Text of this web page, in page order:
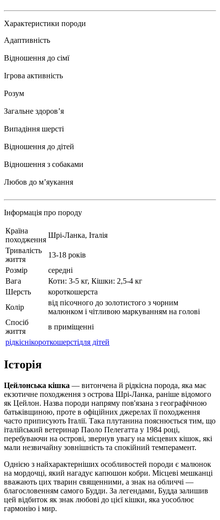
Характеристики породи
Адаптивність
Відношення до сімї
Ігрова активність
Розум
Загальне здоровʼя
Випадіння шерсті
Відношення до дітей
Відношення з собаками
Любов до мʼяукання
Інформація про породу
Країна
походження
Шрі-Ланка, Італія
Тривалість
життя
13-18 років
Розмір
середні
Вага
Коти: 3-5 кг, Кішки: 2,5-4 кг
Шерсть
короткошерста
Колір
від пісочного до золотистого з чорним
малюнком і чітливою маркуванням на голові
Спосіб
життя
в приміщенні
рідкіснікороткошерстідля дітей
Історія
Цейлонська кішка — витончена й рідкісна порода, яка має
екзотичне походження з острова Шрі-Ланка, раніше відомого
як Цейлон. Назва породи напряму пов'язана з географічною
батьківщиною, проте в офіційних джерелах її походження
часто приписують Італії. Така плутанина пояснюється тим, що
італійський ветеринар Паоло Пелегатта у 1984 році,
перебуваючи на острові, звернув увагу на місцевих кішок, які
мали незвичайну зовнішність та спокійний темперамент.
Однією з найхарактерніших особливостей породи є малюнок
на мордочці, який нагадує капюшон кобри. Місцеві мешканці
вважають цих тварин священними, а знак на обличчі —
благословенням самого Будди. За легендами, Будда залишив
цей відбиток як знак любові до цієї кішки, яка уособлює
гармонію і мир.